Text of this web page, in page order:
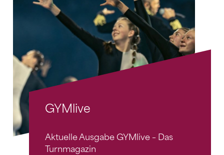
GYMlive
Aktuelle Ausgabe GYMlive – Das
Turnmagazin